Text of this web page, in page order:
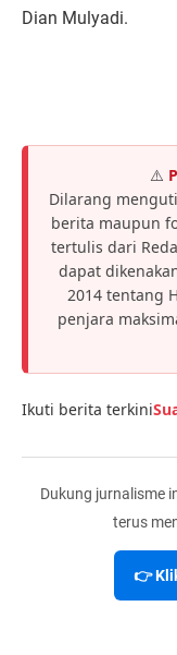
Dian Mulyadi.
⚠️
Dilarang
berita maupun
tertulis dari
dapat
2014 tentang
penjara
Ikuti berita terkini
Dukung jurnalisme
terus
👉